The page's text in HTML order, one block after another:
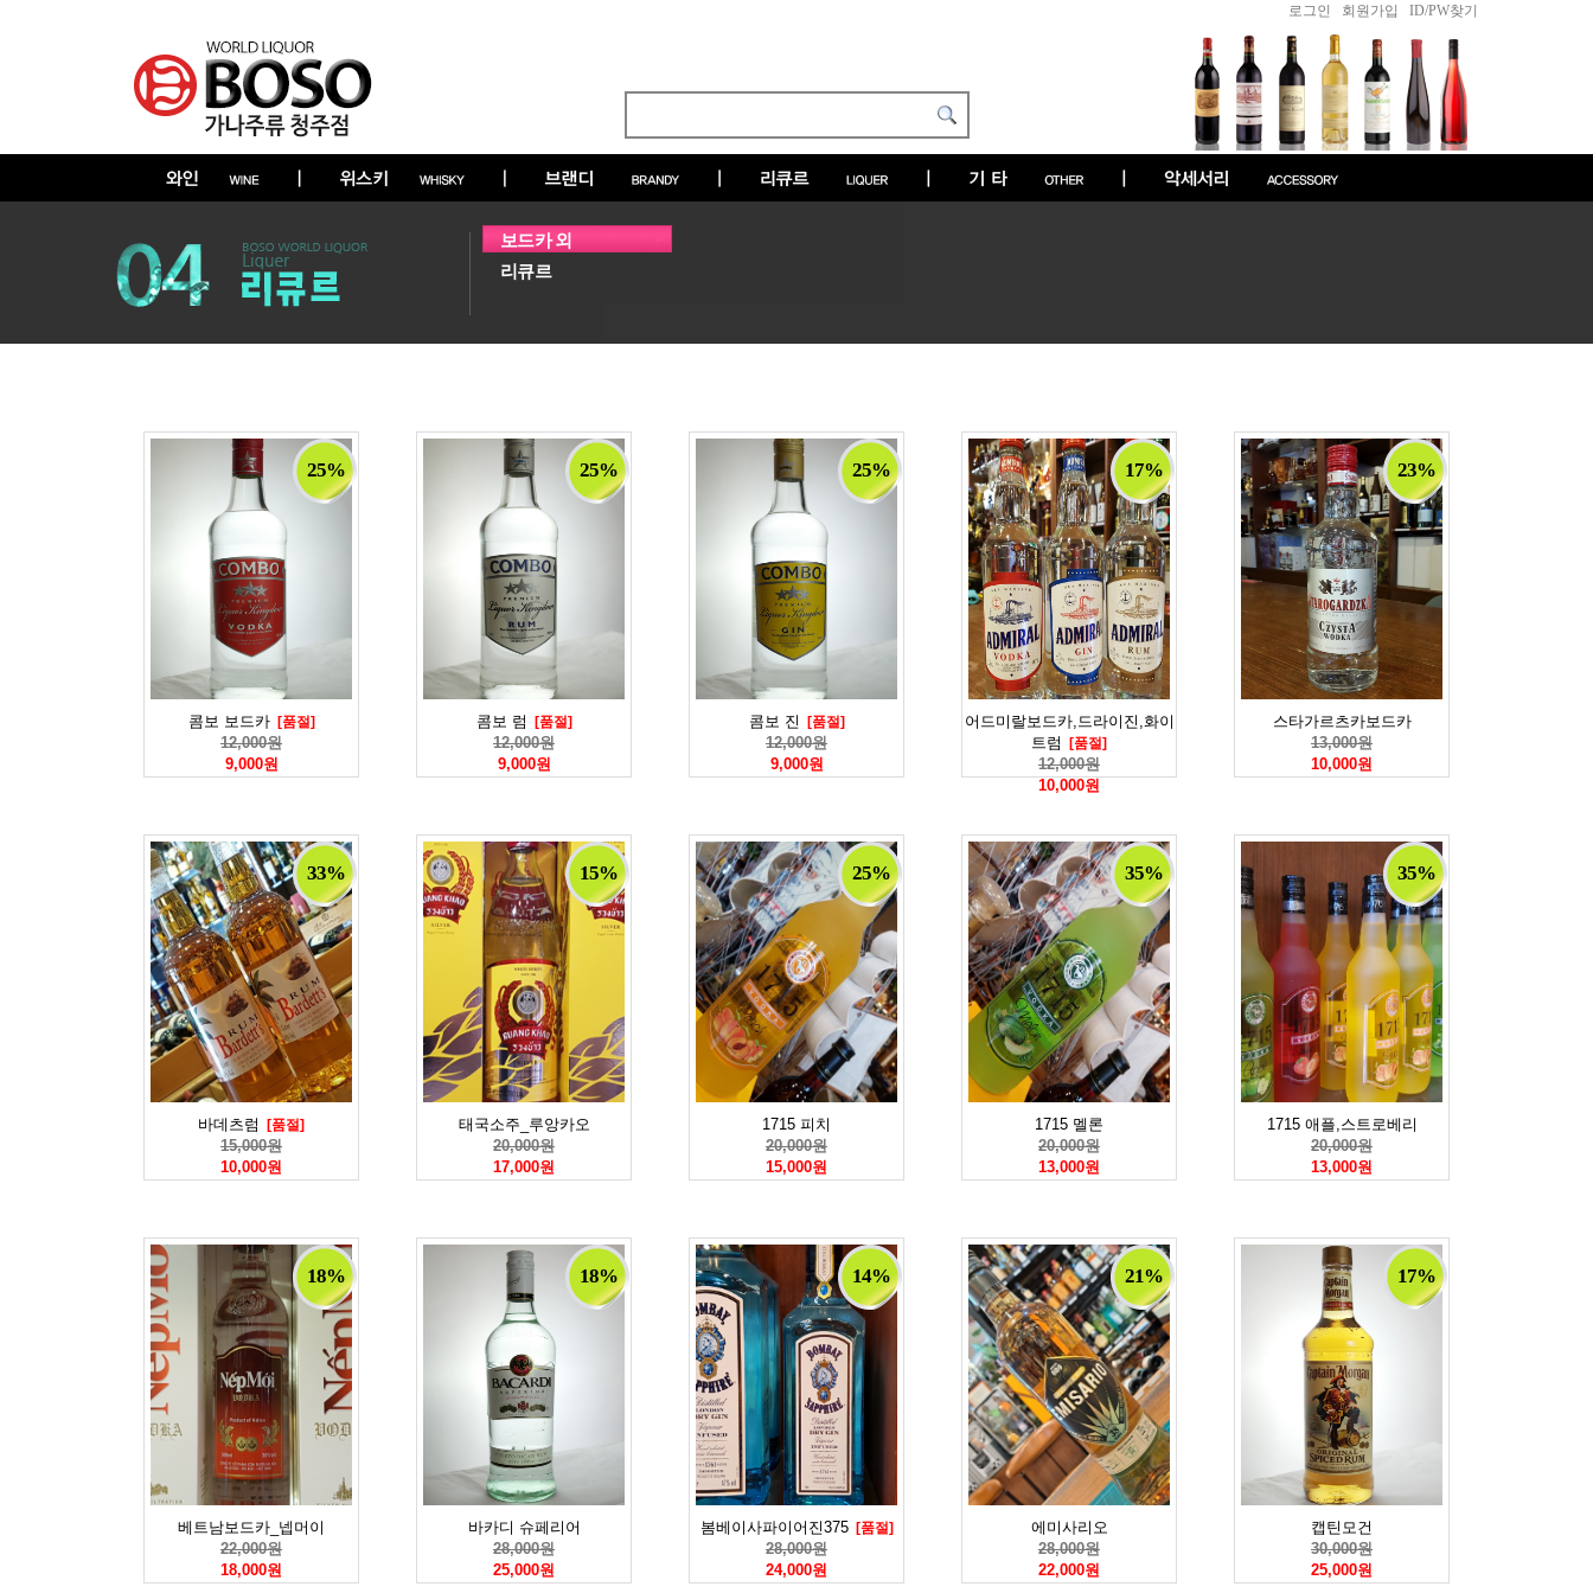
로그인 회원가입 ID/PW찾기
보드카 외
리큐르
25%
콤보 보드카 [품절]
12,000원
9,000원
25%
콤보 럼 [품절]
12,000원
9,000원
25%
콤보 진 [품절]
12,000원
9,000원
17%
어드미랄보드카,드라이진,화이
트럼
[품절]
12,000원
10,000원
23%
스타가르츠카보드카
13,000원
10,000원
33%
바데츠럼 [품절]
15,000원
10,000원
15%
태국소주_루앙카오
20,000원
17,000원
25%
1715 피치
20,000원
15,000원
35%
1715 멜론
20,000원
13,000원
35%
1715 애플,스트로베리
20,000원
13,000원
18%
베트남보드카_넵머이
22,000원
18,000원
18%
바카디 슈페리어
28,000원
25,000원
14%
봄베이사파이어진375 [품절]
28,000원
24,000원
21%
에미사리오
28,000원
22,000원
17%
캡틴모건
30,000원
25,000원